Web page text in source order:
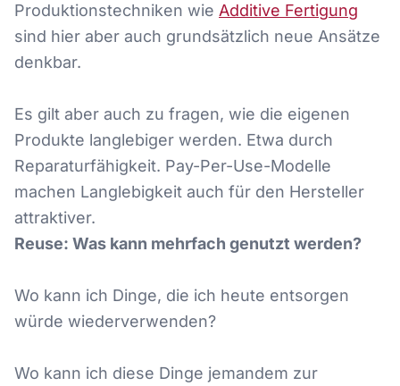
Produktionstechniken wie Additive Fertigung
sind hier aber auch grundsätzlich neue Ansätze
denkbar.
Es gilt aber auch zu fragen, wie die eigenen
Produkte langlebiger werden. Etwa durch
Reparaturfähigkeit. Pay-Per-Use-Modelle
machen Langlebigkeit auch für den Hersteller
attraktiver.
Reuse: Was kann mehrfach genutzt werden?
Wo kann ich Dinge, die ich heute entsorgen
würde wiederverwenden?
Wo kann ich diese Dinge jemandem zur